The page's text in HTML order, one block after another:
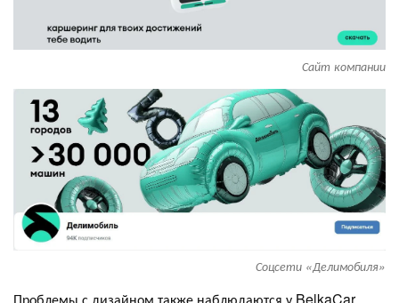
Сайт компании
Соцсети «Делимобиля»